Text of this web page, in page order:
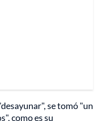
se tomó "un
como es su